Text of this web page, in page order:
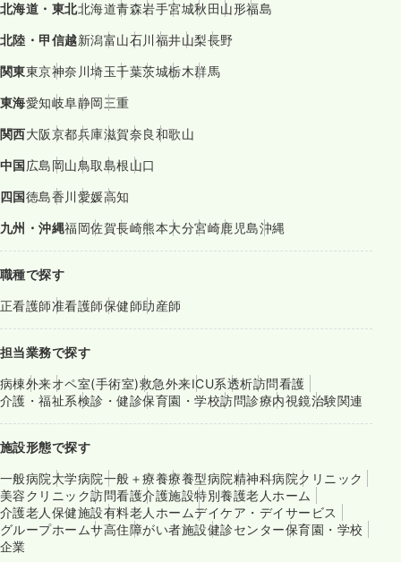
北海道・東北北海道青森岩手宮城秋田山形福島
北陸・甲信越新潟富山石川福井山梨長野
関東東京神奈川埼玉千葉茨城栃木群馬
東海愛知岐阜静岡三重
関西大阪京都兵庫滋賀奈良和歌山
中国広島岡山鳥取島根山口
四国徳島香川愛媛高知
九州・沖縄福岡佐賀長崎熊本大分宮崎鹿児島沖縄
職種で探す
正看護師准看護師保健師助産師
担当業務で探す
病棟外来オペ室(手術室)救急外来ICU系透析訪問看護
介護・福祉系検診・健診保育園・学校訪問診療内視鏡治験関連
施設形態で探す
一般病院大学病院一般＋療養療養型病院精神科病院クリニック
美容クリニック訪問看護介護施設特別養護老人ホーム
介護老人保健施設有料老人ホームデイケア・デイサービス
グループホームサ高住障がい者施設健診センター保育園・学校
企業